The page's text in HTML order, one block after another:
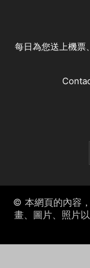
每日為您送上機票
© 本網頁的內容
畫、圖片、照片